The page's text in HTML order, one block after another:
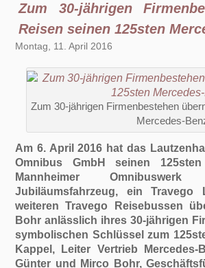
Zum 30-jährigen
Reisen seinen 125sten
Montag, 11. April 2016
Zum 30-jährigen Firmenbestehen
Mercedes-
Am 6. April 2016 hat das
Omnibus GmbH seinen
Mannheimer Omnibuswerk
Jubiläumsfahrzeug, ein
weiteren Travego Reisebussen
Bohr anlässlich ihres 30-jährigen
symbolischen Schlüssel zum
Kappel, Leiter Vertrieb
Günter und Mirco Bohr,